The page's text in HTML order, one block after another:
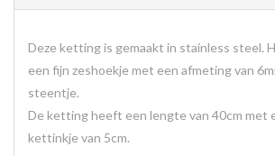
Deze ketting is gemaakt in stainless steel.
een fijn zeshoekje met een afmeting van
steentje.
De ketting heeft een lengte van 40cm met
kettinkje van 5cm.